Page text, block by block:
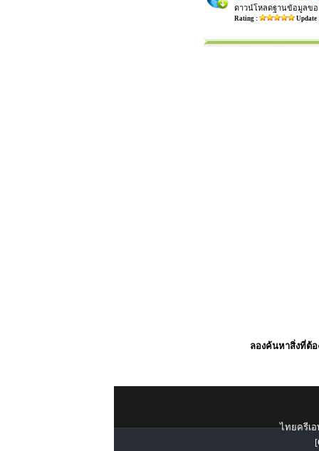
ดาวน์โหลดฐานข้อมูลขอ
Rating : Update
ลองค้นหาสิ่งที่ต้อ
ไทยครีเอ
[